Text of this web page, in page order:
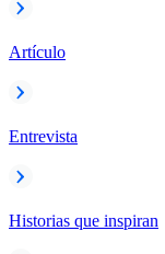
Artículo
Entrevista
Historias que inspiran